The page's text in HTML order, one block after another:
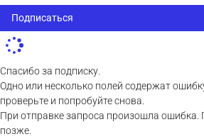
Подписаться
Спасибо за подписку.
Одно или несколько полей содержат
проверьте и попробуйте снова.
При отправке запроса произошла ошибка.
позже.